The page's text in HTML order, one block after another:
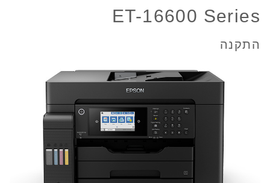
ET-16600 Series
התקנה